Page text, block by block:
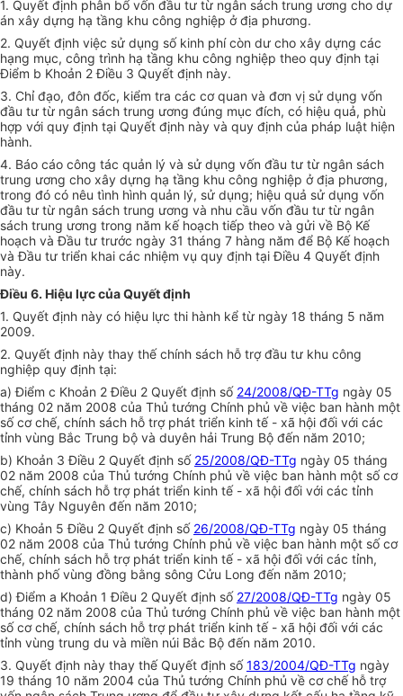
1. Quyết định phân bổ vốn đầu tư từ ngân sách trung ương cho dự
án xây dựng hạ tầng khu công nghiệp ở địa phương.
2. Quyết định việc sử dụng số kinh phí còn dư cho xây dựng các
hạng mục, công trình hạ tầng khu công nghiệp theo quy định tại
Điểm b Khoản 2 Điều 3 Quyết định này.
3. Chỉ đạo, đôn đốc, kiểm tra các cơ quan và đơn vị sử dụng vốn
đầu tư từ ngân sách trung ương đúng mục đích, có hiệu quả, phù
hợp với quy định tại Quyết định này và quy định của pháp luật hiện
hành.
4. Báo cáo công tác quản lý và sử dụng vốn đầu tư từ ngân sách
trung ương cho xây dựng hạ tầng khu công nghiệp ở địa phương,
trong đó có nêu tình hình quản lý, sử dụng; hiệu quả sử dụng vốn
đầu tư từ ngân sách trung ương và nhu cầu vốn đầu tư từ ngân
sách trung ương trong năm kế hoạch tiếp theo và gửi về Bộ Kế
hoạch và Đầu tư trước ngày 31 tháng 7 hàng năm để Bộ Kế hoạch
và Đầu tư triển khai các nhiệm vụ quy định tại Điều 4 Quyết định
này.
Điều 6. Hiệu lực của Quyết định
1. Quyết định này có hiệu lực thi hành kể từ ngày 18 tháng 5 năm
2009.
2. Quyết định này thay thế chính sách hỗ trợ đầu tư khu công
nghiệp quy định tại:
a) Điểm c Khoản 2 Điều 2 Quyết định số 24/2008/QĐ-TTg ngày 05
tháng 02 năm 2008 của Thủ tướng Chính phủ về việc ban hành một
số cơ chế, chính sách hỗ trợ phát triển kinh tế - xã hội đối với các
tỉnh vùng Bắc Trung bộ và duyên hải Trung Bộ đến năm 2010;
b) Khoản 3 Điều 2 Quyết định số 25/2008/QĐ-TTg ngày 05 tháng
02 năm 2008 của Thủ tướng Chính phủ về việc ban hành một số cơ
chế, chính sách hỗ trợ phát triển kinh tế - xã hội đối với các tỉnh
vùng Tây Nguyên đến năm 2010;
c) Khoản 5 Điều 2 Quyết định số 26/2008/QĐ-TTg ngày 05 tháng
02 năm 2008 của Thủ tướng Chính phủ về việc ban hành một số cơ
chế, chính sách hỗ trợ phát triển kinh tế - xã hội đối với các tỉnh,
thành phố vùng đồng bằng sông Cửu Long đến năm 2010;
d) Điểm a Khoản 1 Điều 2 Quyết định số 27/2008/QĐ-TTg ngày 05
tháng 02 năm 2008 của Thủ tướng Chính phủ về việc ban hành một
số cơ chế, chính sách hỗ trợ phát triển kinh tế - xã hội đối với các
tỉnh vùng trung du và miền núi Bắc Bộ đến năm 2010.
3. Quyết định này thay thế Quyết định số183/2004/QĐ-TTg ngày
19 tháng 10 năm 2004 của Thủ tướng Chính phủ về cơ chế hỗ trợ